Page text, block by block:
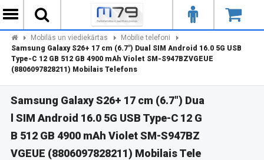
Mobilās un viediekārtas
Mobilie telefoni
Samsung Galaxy S26+ 17 cm (6.7") Dual SIM Android 16.0 5G USB
Type-C 12 GB 512 GB 4900 mAh Violet SM-S947BZVGEUE
(8806097828211) Mobilais Telefons
Samsung Galaxy S26+ 17 cm (6.7") Dua
l SIM Android 16.0 5G USB Type-C 12 G
B 512 GB 4900 mAh Violet SM-S947BZ
VGEUE (8806097828211) Mobilais Tele